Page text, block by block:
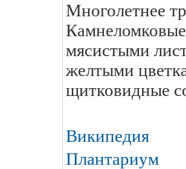
Многолетнее
мясистыми
желтыми
щитковидные
Википедия
Плантариум